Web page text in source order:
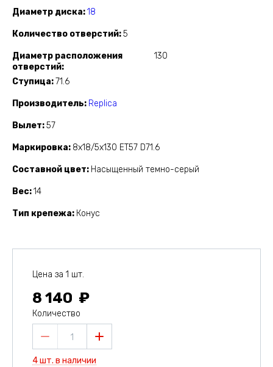
Диаметр диска 18
Количество отверстий 5
Диаметр расположения
отверстий
130
Ступица 71.6
Производитель Replica
Вылет 57
Маркировка 8x18/5x130 ET57 D71.6
Составной цвет Насыщенный темно-серый
Вес 14
Тип крепежа Конус
Цена за 1 шт.
8 140
Количество
1
4 шт. в наличии